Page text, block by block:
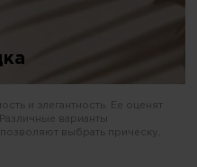
и элегантность. Ее оценят
варианты
выбрать прическу,